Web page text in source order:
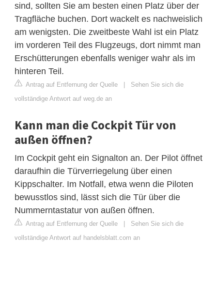
sind, sollten Sie am besten einen Platz über der
Tragfläche buchen. Dort wackelt es nachweislich
am wenigsten. Die zweitbeste Wahl ist ein Platz
im vorderen Teil des Flugzeugs, dort nimmt man
Erschütterungen ebenfalls weniger wahr als im
hinteren Teil.
Antrag auf Entfernung der Quelle | Sehen Sie sich die
vollständige Antwort auf weg.de an
Kann man die Cockpit Tür von
außen öffnen?
Im Cockpit geht ein Signalton an. Der Pilot öffnet
daraufhin die Türverriegelung über einen
Kippschalter. Im Notfall, etwa wenn die Piloten
bewusstlos sind, lässt sich die Tür über die
Nummerntastatur von außen öffnen.
Antrag auf Entfernung der Quelle | Sehen Sie sich die
vollständige Antwort auf handelsblatt.com an